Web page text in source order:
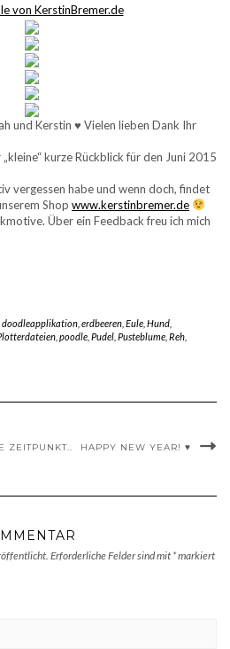
und Kerstin ♥ Vielen lieben Dank Ihr
kurze Rückblick für den Juni 2015
vergessen habe und wenn doch, findet
Shop www.kerstinbremer.de
Über ein Feedback freu ich mich
doodleapplikation, erdbeeren, Eule, Hund,
poodle Pudel Pusteblume Reh
ZEITPUNKT.. HAPPY NEW YEAR! ♥
Erforderliche Felder sind mit *markiert